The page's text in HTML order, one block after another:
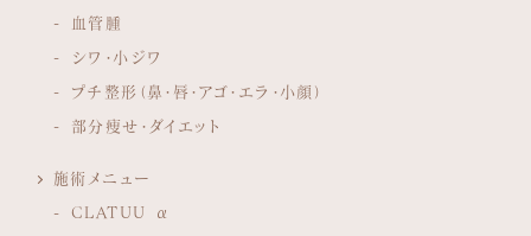
血管腫
シワ・小ジワ
プチ整形（鼻・唇・アゴ・エラ・小顔）
部分痩せ・ダイエット
施術メニュー
CLATUU α